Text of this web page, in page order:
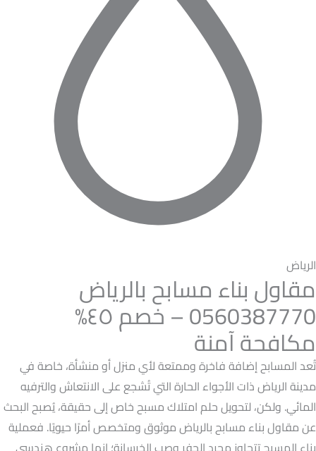
الرياض
مقاول بناء مسابح بالرياض
0560387770 – خصم ٤٥%
مكافحة آمنة
تُعد المسابح إضافة فاخرة وممتعة لأي منزل أو منشأة، خاصة في
مدينة الرياض ذات الأجواء الحارة التي تُشجع على الانتعاش والترفيه
المائي. ولكن، لتحويل حلم امتلاك مسبح خاص إلى حقيقة، يُصبح البحث
عن مقاول بناء مسابح بالرياض موثوق ومتخصص أمرًا حيويًا. فعملية